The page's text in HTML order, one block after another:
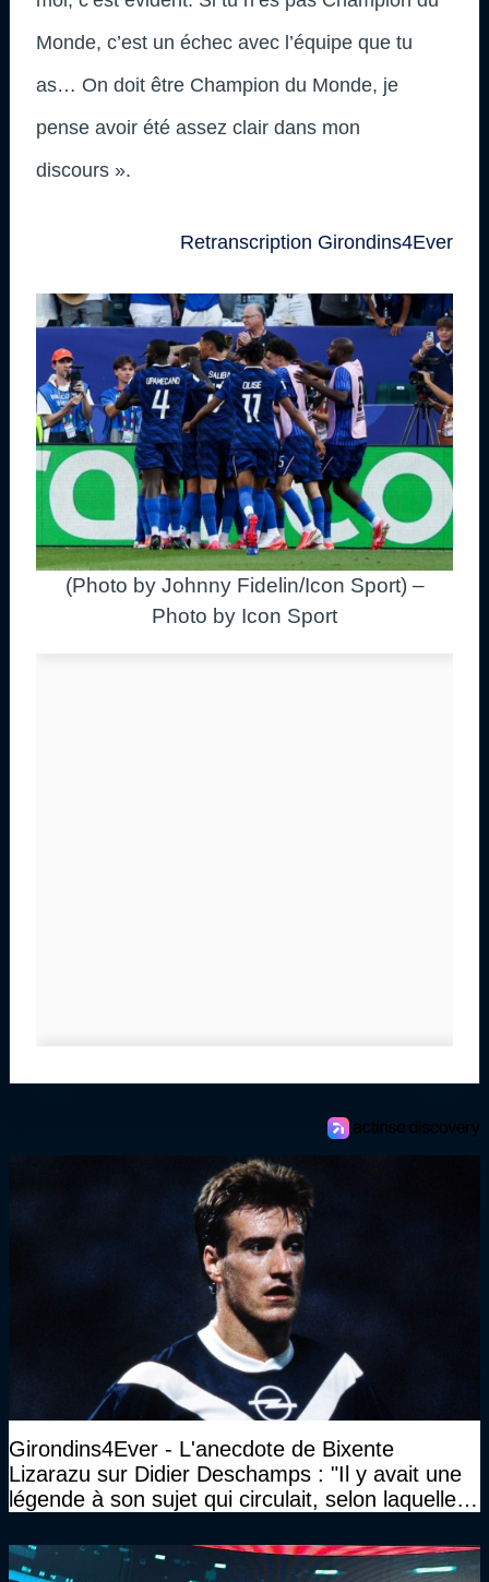
Monde, c’est un échec avec l’équipe que tu
as… On doit être Champion du Monde, je
pense avoir été assez clair dans mon
discours ».
Retranscription Girondins4Ever
(Photo by Johnny Fidelin/Icon Sport) –
Photo by Icon Sport
Girondins4Ever - L'anecdote de Bixente
Lizarazu sur Didier Deschamps : "Il y avait une
légende à son sujet qui circulait, selon laquelle il